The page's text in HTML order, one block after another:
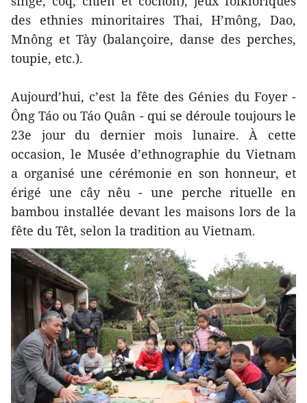
des ethnies minoritaires Thai, H’mông, Dao,
Mnông et Tày (balançoire, danse des perches,
toupie, etc.).
Aujourd’hui, c’est la fête des Génies du Foyer -
Ông Táo ou Táo Quân - qui se déroule toujours le
23e jour du dernier mois lunaire. À cette
occasion, le Musée d’ethnographie du Vietnam
a organisé une cérémonie en son honneur, et
érigé une cây nêu - une perche rituelle en
bambou installée devant les maisons lors de la
fête du Têt, selon la tradition au Vietnam.